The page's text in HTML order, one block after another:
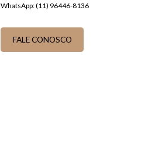
WhatsApp: (11) 96446-8136
FALE CONOSCO